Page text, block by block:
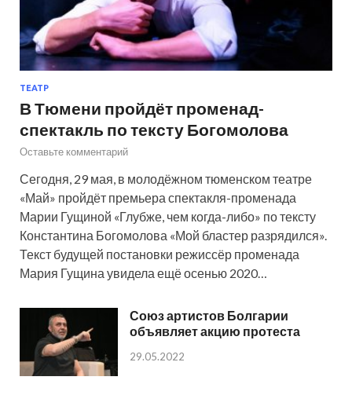
ТЕАТР
В Тюмени пройдёт променад-
спектакль по тексту Богомолова
Оставьте комментарий
Сегодня, 29 мая, в молодёжном тюменском театре
«Май» пройдёт премьера спектакля-променада
Марии Гущиной «Глубже, чем когда-либо» по тексту
Константина Богомолова «Мой бластер разрядился».
Текст будущей постановки режиссёр променада
Мария Гущина увидела ещё осенью 2020…
Союз артистов Болгарии
объявляет акцию протеста
29.05.2022